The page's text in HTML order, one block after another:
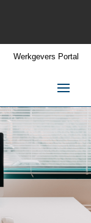
Werkgevers Portal